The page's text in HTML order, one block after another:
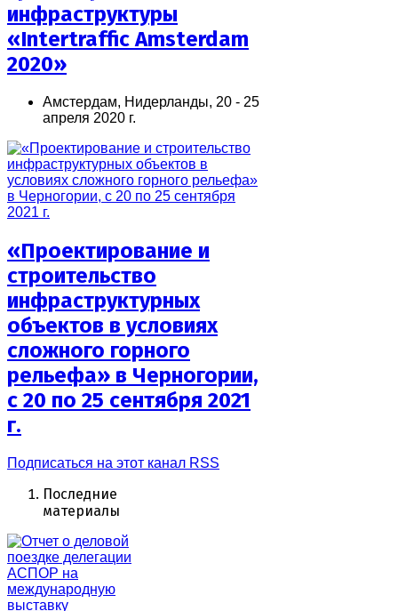
инфраструктуры
«Intertraffiс Amsterdam
2020»
Амстердам, Нидерланды, 20 - 25
апреля 2020 г.
«Проектирование и
строительство
инфраструктурных
объектов в условиях
сложного горного
рельефа» в Черногории,
с 20 по 25 сентября 2021
г.
Подписаться на этот канал RSS
Последние
материалы